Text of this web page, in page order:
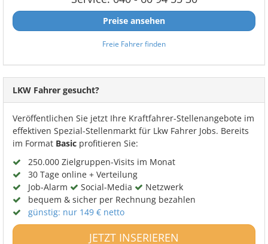
Preise ansehen
Freie Fahrer finden
LKW Fahrer gesucht?
Veröffentlichen Sie jetzt Ihre Kraftfahrer-Stellenangebote im
effektiven Spezial-Stellenmarkt für Lkw Fahrer Jobs. Bereits
im Format Basic profitieren Sie:
250.000 Zielgruppen-Visits im Monat
30 Tage online + Verteilung
Job-Alarm
Social-Media
Netzwerk
bequem & sicher per Rechnung bezahlen
günstig: nur 149 € netto
JETZT INSERIEREN